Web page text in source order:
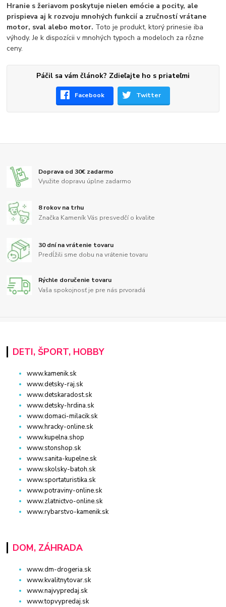
Hranie s žeriavom poskytuje nielen emócie a pocity, ale
prispieva aj k rozvoju mnohých funkcií a zručností vrátane
motor, sval alebo motor. Toto je produkt, ktorý prinesie iba
výhody. Je k dispozícii v mnohých typoch a modeloch za rôzne
ceny.
Páčil sa vám článok? Zdieľajte ho s priateľmi
Facebook Twitter
Doprava od 30€ zadarmo
Využite dopravu úplne zadarmo
8 rokov na trhu
Značka Kameník Vás presvedčí o kvalite
30 dní na vrátenie tovaru
Predĺžili sme dobu na vrátenie tovaru
Rýchle doručenie tovaru
Vaša spokojnosť je pre nás prvoradá
DETI, ŠPORT, HOBBY
www.kamenik.sk
www.detsky-raj.sk
www.detskaradost.sk
www.detsky-hrdina.sk
www.domaci-milacik.sk
www.hracky-online.sk
www.kupelna.shop
www.stonshop.sk
www.sanita-kupelne.sk
www.skolsky-batoh.sk
www.sportaturistika.sk
www.potraviny-online.sk
www.zlatnictvo-online.sk
www.rybarstvo-kamenik.sk
DOM, ZÁHRADA
www.dm-drogeria.sk
www.kvalitnytovar.sk
www.najvypredaj.sk
www.topvypredaj.sk